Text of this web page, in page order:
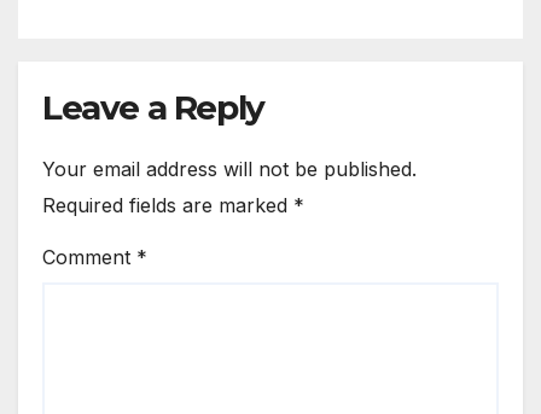
Leave a Reply
Your email address will not be published.
Required fields are marked *
Comment *